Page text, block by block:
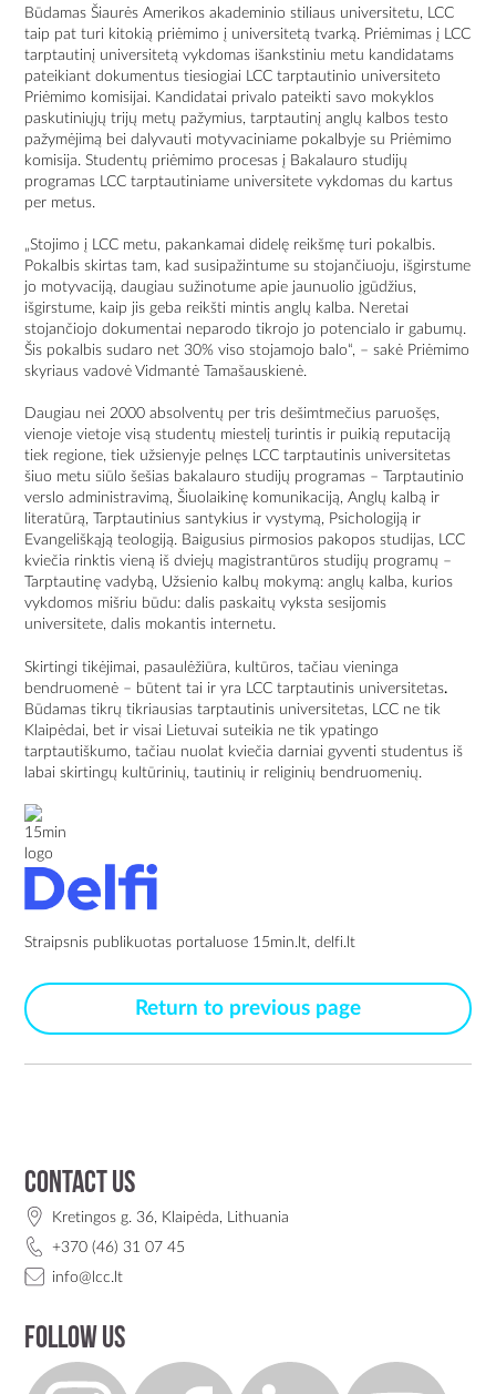
Būdamas Šiaurės Amerikos akademinio stiliaus universitetu, LCC
taip pat turi kitokią priėmimo į universitetą tvarką. Priėmimas į LCC
tarptautinį universitetą vykdomas išankstiniu metu kandidatams
pateikiant dokumentus tiesiogiai LCC tarptautinio universiteto
Priėmimo komisijai. Kandidatai privalo pateikti savo mokyklos
paskutiniųjų trijų metų pažymius, tarptautinį anglų kalbos testo
pažymėjimą bei dalyvauti motyvaciniame pokalbyje su Priėmimo
komisija. Studentų priėmimo procesas į Bakalauro studijų
programas LCC tarptautiniame universitete vykdomas du kartus
per metus.
„Stojimo į LCC metu, pakankamai didelę reikšmę turi pokalbis.
Pokalbis skirtas tam, kad susipažintume su stojančiuoju, išgirstume
jo motyvaciją, daugiau sužinotume apie jaunuolio įgūdžius,
išgirstume, kaip jis geba reikšti mintis anglų kalba. Neretai
stojančiojo dokumentai neparodo tikrojo jo potencialo ir gabumų.
Šis pokalbis sudaro net 30% viso stojamojo balo“, – sakė Priėmimo
skyriaus vadovė Vidmantė Tamašauskienė.
Daugiau nei 2000 absolventų per tris dešimtmečius paruošęs,
vienoje vietoje visą studentų miestelį turintis ir puikią reputaciją
tiek regione, tiek užsienyje pelnęs LCC tarptautinis universitetas
šiuo metu siūlo šešias bakalauro studijų programas – Tarptautinio
verslo administravimą, Šiuolaikinę komunikaciją, Anglų kalbą ir
literatūrą, Tarptautinius santykius ir vystymą, Psichologiją ir
Evangeliškąją teologiją. Baigusius pirmosios pakopos studijas, LCC
kviečia rinktis vieną iš dviejų magistrantūros studijų programų –
Tarptautinę vadybą, Užsienio kalbų mokymą: anglų kalba, kurios
vykdomos mišriu būdu: dalis paskaitų vyksta sesijomis
universitete, dalis mokantis internetu.
Skirtingi tikėjimai, pasaulėžiūra, kultūros, tačiau vieninga
bendruomenė – būtent tai ir yra LCC tarptautinis universitetas.
Būdamas tikrų tikriausias tarptautinis universitetas, LCC ne tik
Klaipėdai, bet ir visai Lietuvai suteikia ne tik ypatingo
tarptautiškumo, tačiau nuolat kviečia darniai gyventi studentus iš
labai skirtingų kultūrinių, tautinių ir religinių bendruomenių.
Straipsnis publikuotas portaluose 15min.lt, delfi.lt
Return to previous page
Contact us
Kretingos g. 36, Klaipėda, Lithuania
+370 (46) 31 07 45
info@lcc.lt
Follow us